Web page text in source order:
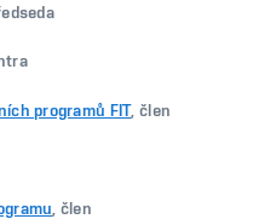
programů FIT, člen
, člen